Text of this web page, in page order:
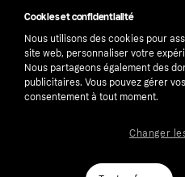
number: 556737-0431
Cookies et confidentialité
Nous utilisons des cookies pour
site web, personnaliser votre
Nous partageons également des
publicitaires. Vous pouvez gérer
consentement à tout moment.
Changer